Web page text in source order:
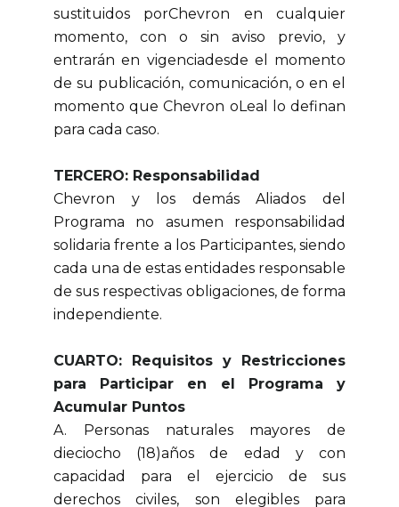
sustituidos porChevron en cualquier
momento, con o sin aviso previo, y
entrarán en vigenciadesde el momento
de su publicación, comunicación, o en el
momento que Chevron oLeal lo definan
para cada caso.
TERCERO: Responsabilidad
Chevron y los demás Aliados del
Programa no asumen responsabilidad
solidaria frente a los Participantes, siendo
cada una de estas entidades responsable
de sus respectivas obligaciones, de forma
independiente.
CUARTO: Requisitos y Restricciones
para Participar en el Programa y
Acumular Puntos
A. Personas naturales mayores de
dieciocho (18)años de edad y con
capacidad para el ejercicio de sus
derechos civiles, son elegibles para